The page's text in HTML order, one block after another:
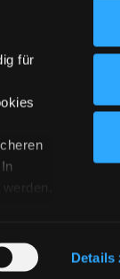
für
links
Details
Veranstaltung